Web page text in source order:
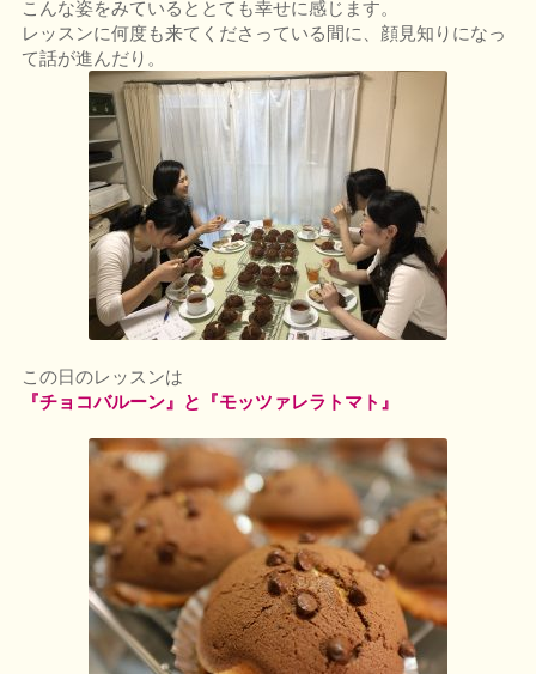
こんな姿をみているととても幸せに感じます。
レッスンに何度も来てくださっている間に、顔見知りになっ
て話が進んだり。
この日のレッスンは
『チョコバルーン』と『モッツァレラトマト』